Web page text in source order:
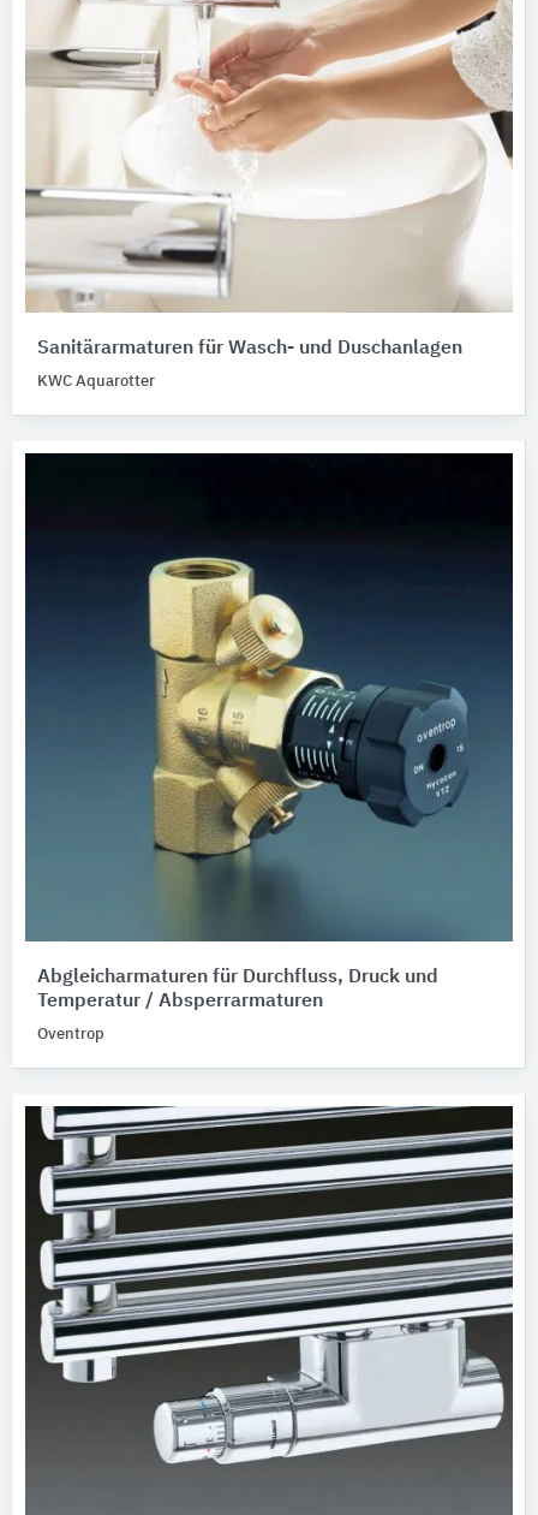
Sanitärarmaturen für Wasch- und Duschanlagen
KWC Aquarotter
Abgleicharmaturen für Durchfluss, Druck und
Temperatur / Absperrarmaturen
Oventrop